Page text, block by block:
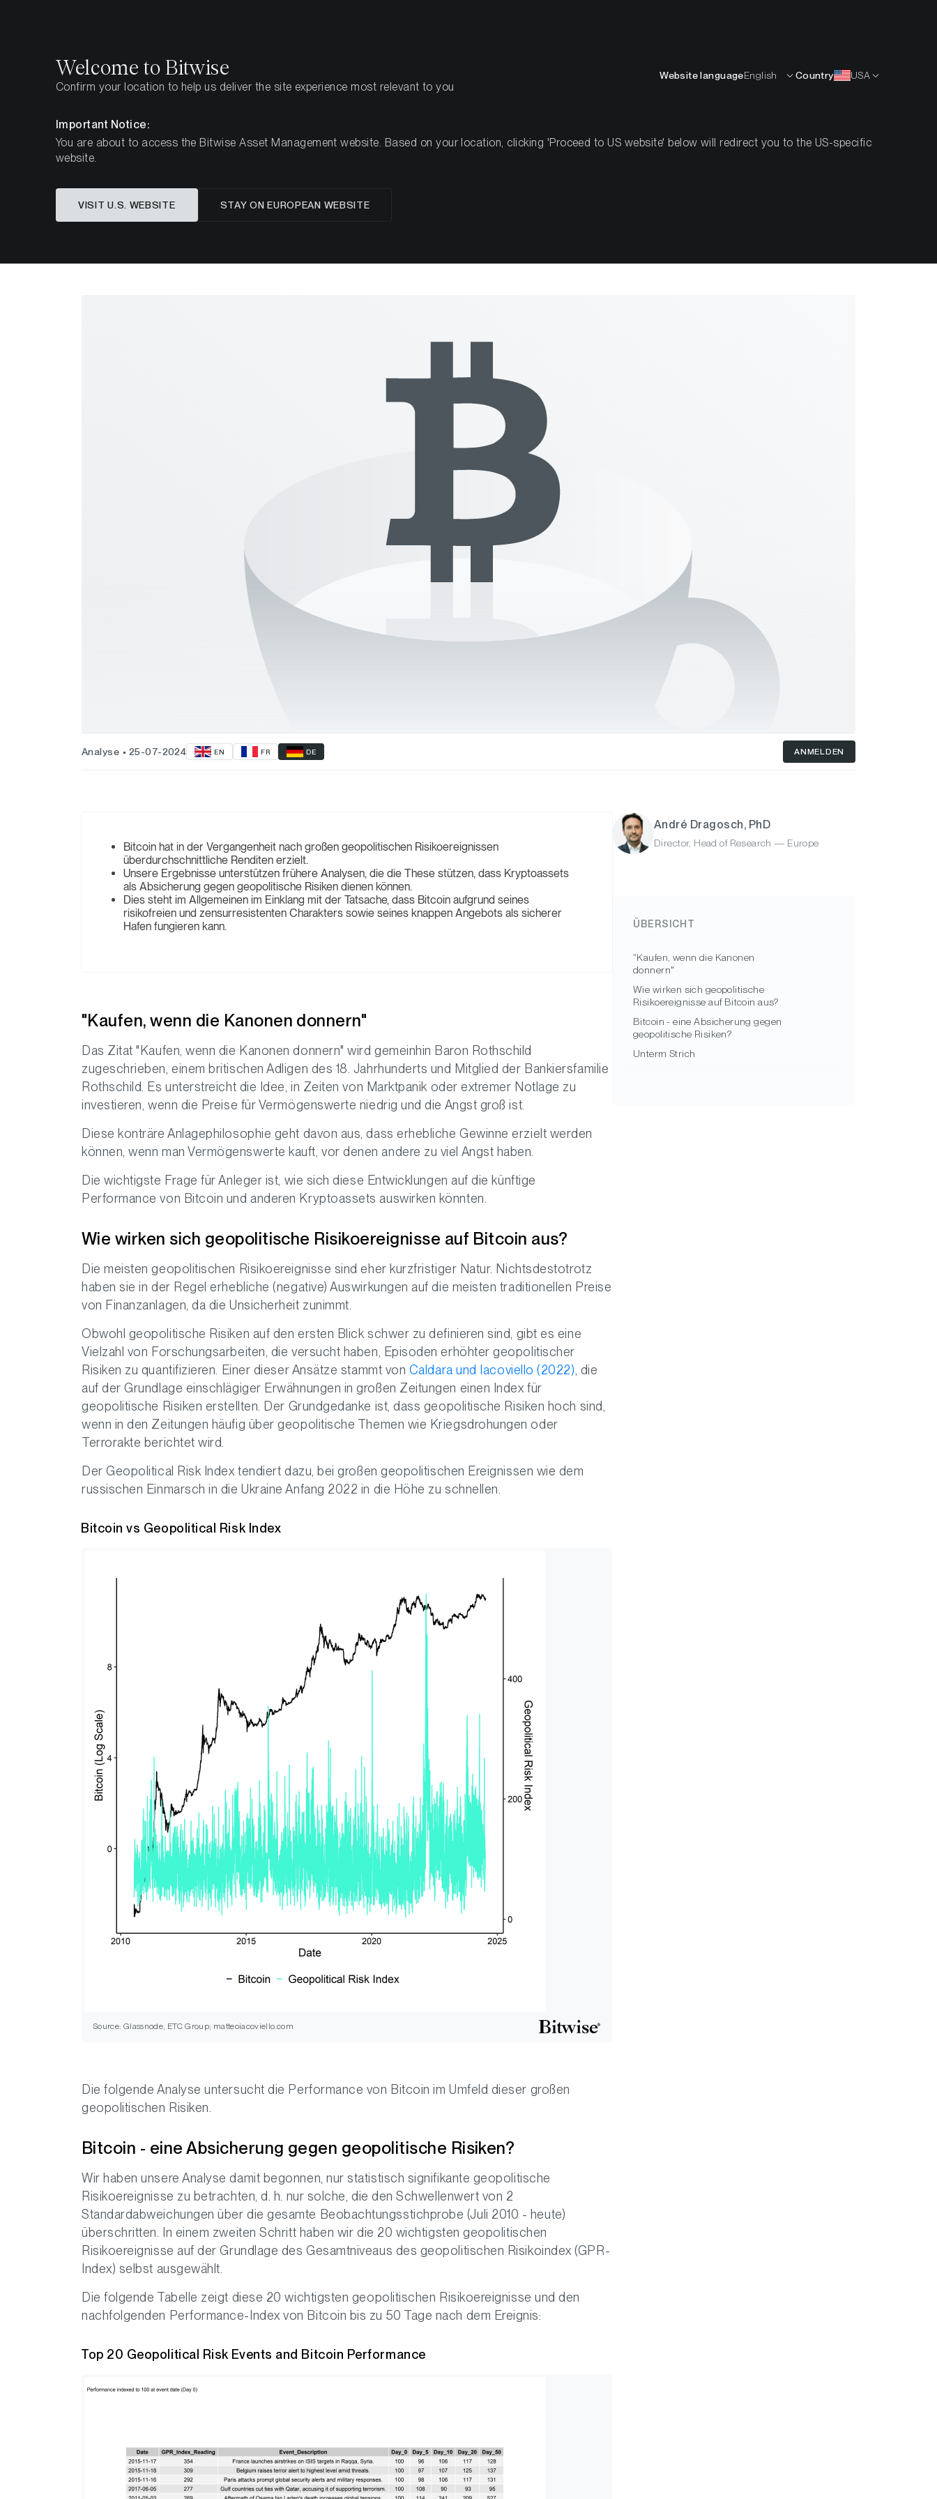
Bitcoin als Absicherung gegen geopolitische
Analyse 25-07-2024 EN FR DE ANMELDEN
André Dragosch, PhD
Director, Head of Research — Europe
ÜBERSICHT
"Kaufen, wenn die Kanonen
donnern"
Wie wirken sich geopolitische
Risikoereignisse auf Bitcoin aus?
Bitcoin - eine Absicherung gegen
geopolitische Risiken?
Unterm Strich
Bitcoin hat in der Vergangenheit nach großen geopolitischen Risikoereignissen
überdurchschnittliche Renditen erzielt.
Unsere Ergebnisse unterstützen frühere Analysen, die die These stützen, dass Kryptoassets
als Absicherung gegen geopolitische Risiken dienen können.
Dies steht im Allgemeinen im Einklang mit der Tatsache, dass Bitcoin aufgrund seines
risikofreien und zensurresistenten Charakters sowie seines knappen Angebots als sicherer
Hafen fungieren kann.
"Kaufen, wenn die Kanonen donnern"
Das Zitat "Kaufen, wenn die Kanonen donnern" wird gemeinhin Baron Rothschild
zugeschrieben, einem britischen Adligen des 18. Jahrhunderts und Mitglied der Bankiersfamilie
Rothschild. Es unterstreicht die Idee, in Zeiten von Marktpanik oder extremer Notlage zu
investieren, wenn die Preise für Vermögenswerte niedrig und die Angst groß ist.
Diese konträre Anlagephilosophie geht davon aus, dass erhebliche Gewinne erzielt werden
können, wenn man Vermögenswerte kauft, vor denen andere zu viel Angst haben.
Die wichtigste Frage für Anleger ist, wie sich diese Entwicklungen auf die künftige
Performance von Bitcoin und anderen Kryptoassets auswirken könnten.
Wie wirken sich geopolitische Risikoereignisse auf Bitcoin aus?
Die meisten geopolitischen Risikoereignisse sind eher kurzfristiger Natur. Nichtsdestotrotz
haben sie in der Regel erhebliche (negative) Auswirkungen auf die meisten traditionellen Preise
von Finanzanlagen, da die Unsicherheit zunimmt.
Obwohl geopolitische Risiken auf den ersten Blick schwer zu definieren sind, gibt es eine
Vielzahl von Forschungsarbeiten, die versucht haben, Episoden erhöhter geopolitischer
Risiken zu quantifizieren. Einer dieser Ansätze stammt von Caldara und Iacoviello (2022) , die
auf der Grundlage einschlägiger Erwähnungen in großen Zeitungen einen Index für
geopolitische Risiken erstellten. Der Grundgedanke ist, dass geopolitische Risiken hoch sind,
wenn in den Zeitungen häufig über geopolitische Themen wie Kriegsdrohungen oder
Terrorakte berichtet wird.
Der Geopolitical Risk Index tendiert dazu, bei großen geopolitischen Ereignissen wie dem
russischen Einmarsch in die Ukraine Anfang 2022 in die Höhe zu schnellen.
Bitcoin vs Geopolitical Risk Index
Source: Glassnode, ETC Group; matteoiacoviello.com
Die folgende Analyse untersucht die Performance von Bitcoin im Umfeld dieser großen
geopolitischen Risiken.
Bitcoin - eine Absicherung gegen geopolitische Risiken?
Wir haben unsere Analyse damit begonnen, nur statistisch signifikante geopolitische
Risikoereignisse zu betrachten, d. h. nur solche, die den Schwellenwert von 2
Standardabweichungen über die gesamte Beobachtungsstichprobe (Juli 2010 - heute)
überschritten. In einem zweiten Schritt haben wir die 20 wichtigsten geopolitischen
Risikoereignisse auf der Grundlage des Gesamtniveaus des geopolitischen Risikoindex (GPR-
Index) selbst ausgewählt.
Die folgende Tabelle zeigt diese 20 wichtigsten geopolitischen Risikoereignisse und den
nachfolgenden Performance-Index von Bitcoin bis zu 50 Tage nach dem Ereignis:
Top 20 Geopolitical Risk Events and Bitcoin Performance
Welcome to Bitwise
Confirm your location to help us deliver the site experience most relevant to you
Website languageEnglish Country USA
Important Notice:
You are about to access the Bitwise Asset Management website. Based on your location, clicking 'Proceed to US website' below will redirect you to the US-specific
website.
VISIT U.S. WEBSITE STAY ON EUROPEAN WEBSITE